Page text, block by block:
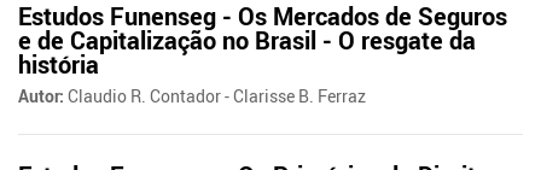
Estudos Funenseg - Os Mercados de Seguros
e de Capitalização no Brasil - O resgate da
história
Autor: Claudio R. Contador - Clarisse B. Ferraz